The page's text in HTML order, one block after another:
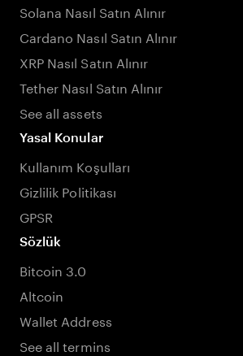
Solana Nasıl Satın Alınır
Cardano Nasıl Satın Alınır
XRP Nasıl Satın Alınır
Tether Nasıl Satın Alınır
See all assets
Yasal Konular
Kullanım Koşulları
Gizlilik Politikası
GPSR
Sözlük
Bitcoin 3.0
Altcoin
Wallet Address
See all termins